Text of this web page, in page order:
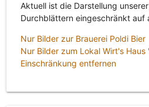
Aktuell ist die Darstellung
Durchblättern eingeschränkt auf
Nur Bilder zur Brauerei Poldi Bier
Nur Bilder zum Lokal Wirt's Haus
Einschränkung entfernen